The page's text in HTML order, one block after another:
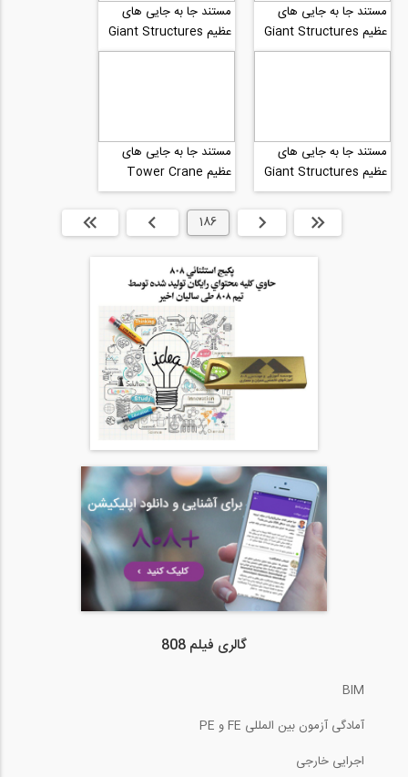
مستند جا به جایی های
عظیم Giant Structures
بخش 3
مستند جا به جایی های
عظیم Giant Structures
بخش 2
مستند جا به جایی های
عظیم Giant Structures
بخش 1
مستند جا به جایی های
عظیم Tower Crane
بخش 4
ابتدا
قبلی 186 بعدی انتها »
گالری فیلم 808
BIM
آمادگی آزمون بین المللی FE و PE
اجرایی خارجی